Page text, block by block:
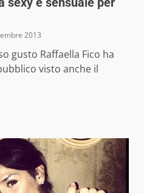
2013
gusto Raffaella Fico ha
visto anche il